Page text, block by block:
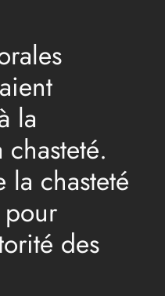
la
la chasteté
des